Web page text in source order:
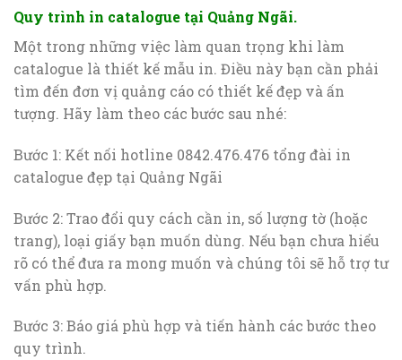
Quy trình in catalogue tại Quảng Ngãi.
Một trong những việc làm quan trọng khi làm
catalogue là thiết kế mẫu in. Điều này bạn cần phải
tìm đến đơn vị quảng cáo có thiết kế đẹp và ấn
tượng. Hãy làm theo các bước sau nhé:
Bước 1: Kết nối hotline 0842.476.476 tổng đài in
catalogue đẹp tại Quảng Ngãi
Bước 2: Trao đổi quy cách cần in, số lượng tờ (hoặc
trang), loại giấy bạn muốn dùng. Nếu bạn chưa hiểu
rõ có thể đưa ra mong muốn và chúng tôi sẽ hỗ trợ tư
vấn phù hợp.
Bước 3: Báo giá phù hợp và tiến hành các bước theo
quy trình.